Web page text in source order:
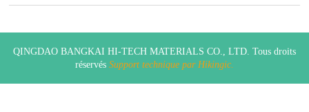
QINGDAO BANGKAI HI-TECH MATERIALS CO., LTD. Tous droits
réservés Support technique par Hikingic.